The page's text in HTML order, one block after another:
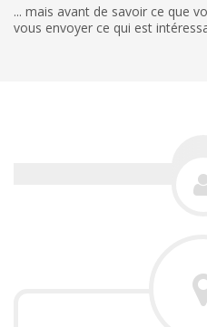
... mais avant de savoir ce que
vous envoyer ce qui est